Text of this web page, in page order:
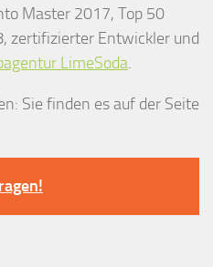
Master 2017, Top 50
zertifizierter Entwickler und
LimeSoda.
Sie finden es auf der Seite